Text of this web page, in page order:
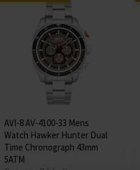
AVI-8 AV-4100-33 Mens
Watch Hawker Hunter Dual
Time Chronograph 43mm
5ATM